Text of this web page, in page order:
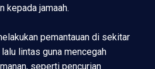
kepada jamaah.
pemantauan di sekitar
lintas guna mencegah
seperti pencurian